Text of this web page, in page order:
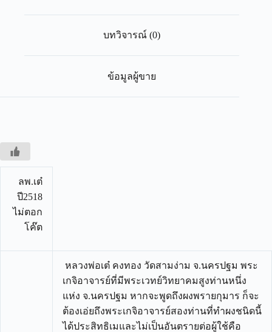
บทวิจารณ์ (0)
ข้อมูลผู้ขาย
ลพ.เต๋
ปี2518
ไม่ตอก
โค๊ต
หลวงพ่อเต๋ คงทอง วัดสามง่าม จ.นครปฐม พระ
เกจิอาจารย์ที่มีพระเวทย์วิทยาคมสูงท่านหนึ่ง
แห่ง จ.นครปฐม หากจะพูดถึงผงพรายกุมาร ก็จะ
ต้องเอ่ยถึงพระเกจิอาจารย์สองท่านที่ทำผงชนิดนี้
ได้ประสิทธิเมและไม่เป็นอันตรายต่อผู้ใช้คือ